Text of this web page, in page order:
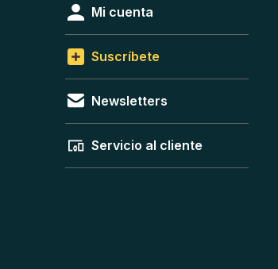
Mi cuenta
Suscríbete
Newsletters
Servicio al cliente